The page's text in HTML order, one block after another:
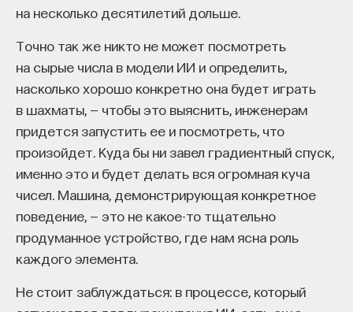
на несколько десятилетий дольше.
Точно так же никто не может посмотреть
на сырые числа в модели ИИ и определить,
насколько хорошо конкретно она будет играть
в шахматы, — чтобы это выяснить, инженерам
придется запустить ее и посмотреть, что
произойдет. Куда бы ни завел градиентный спуск,
именно это и будет делать вся огромная куча
чисел. Машина, демонстрирующая конкретное
поведение, — это не какое-то тщательно
продуманное устройство, где нам ясна роль
каждого элемента.
Не стоит заблуждаться: в процессе, который